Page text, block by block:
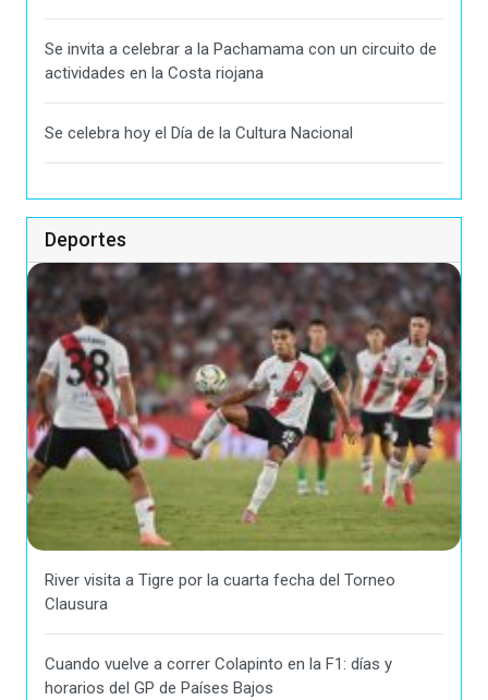
Se invita a celebrar a la Pachamama con un circuito de
actividades en la Costa riojana
Se celebra hoy el Día de la Cultura Nacional
Deportes
River visita a Tigre por la cuarta fecha del Torneo
Clausura
Cuando vuelve a correr Colapinto en la F1: días y
horarios del GP de Países Bajos